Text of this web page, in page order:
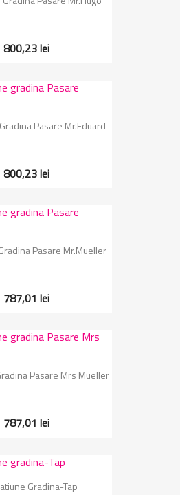
800,23 lei
Pasare Mr.Eduard
800,23 lei
Pasare Mr.Mueller
787,01 lei
Pasare Mrs Mueller
787,01 lei
Gradina-Tap